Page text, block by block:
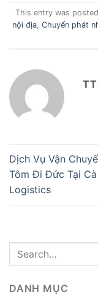
This entry was
nội địa, Chuyển phát
Dịch Vụ Vận
Tôm Đi Đức Tại Cà
Logistics
DANH MỤC